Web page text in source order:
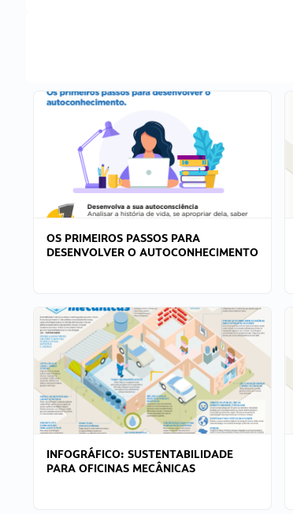
OS PRIMEIROS PASSOS PARA
DESENVOLVER O AUTOCONHECIMENTO
INFOGRÁFICO: SUSTENTABILIDADE
PARA OFICINAS MECÂNICAS